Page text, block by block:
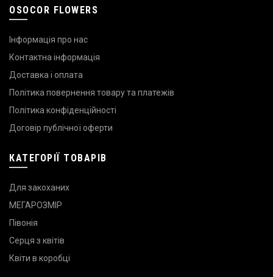
OSOCOR FLOWERS
Інформація про нас
Контактна інформація
Доставка і оплата
Політика повернення товару та платежів
Політика конфіденційності
Договір публічної оферти
КАТЕГОРІЇ ТОВАРІВ
Для закоханих
МЕГАРОЗМІР
Півонія
Серця з квітів
Квіти в коробці